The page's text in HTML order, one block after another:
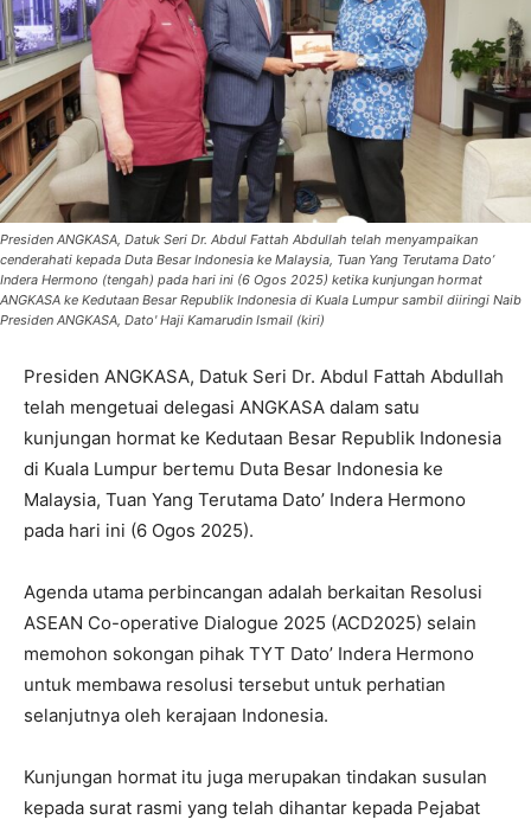
Presiden ANGKASA, Datuk Seri Dr. Abdul Fattah Abdullah telah menyampaikan
cenderahati kepada Duta Besar Indonesia ke Malaysia, Tuan Yang Terutama Dato’
Indera Hermono (tengah) pada hari ini (6 Ogos 2025) ketika kunjungan hormat
ANGKASA ke Kedutaan Besar Republik Indonesia di Kuala Lumpur sambil diiringi Naib
Presiden ANGKASA, Dato' Haji Kamarudin Ismail (kiri)
Presiden ANGKASA, Datuk Seri Dr. Abdul Fattah Abdullah
telah mengetuai delegasi ANGKASA dalam satu
kunjungan hormat ke Kedutaan Besar Republik Indonesia
di Kuala Lumpur bertemu Duta Besar Indonesia ke
Malaysia, Tuan Yang Terutama Dato’ Indera Hermono
pada hari ini (6 Ogos 2025).
Agenda utama perbincangan adalah berkaitan Resolusi
ASEAN Co-operative Dialogue 2025 (ACD2025) selain
memohon sokongan pihak TYT Dato’ Indera Hermono
untuk membawa resolusi tersebut untuk perhatian
selanjutnya oleh kerajaan Indonesia.
Kunjungan hormat itu juga merupakan tindakan susulan
kepada surat rasmi yang telah dihantar kepada Pejabat